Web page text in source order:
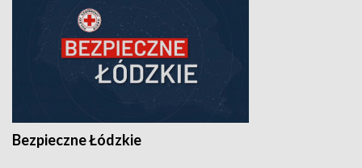
Bezpieczne Łódzkie